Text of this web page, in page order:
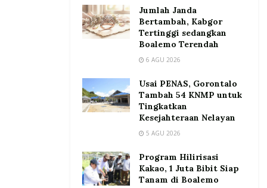
Jumlah Janda
Bertambah, Kabgor
Tertinggi sedangkan
Boalemo Terendah
6 AGU 2026
Usai PENAS, Gorontalo
Tambah 54 KNMP untuk
Tingkatkan
Kesejahteraan Nelayan
5 AGU 2026
Program Hilirisasi
Kakao, 1 Juta Bibit Siap
Tanam di Boalemo